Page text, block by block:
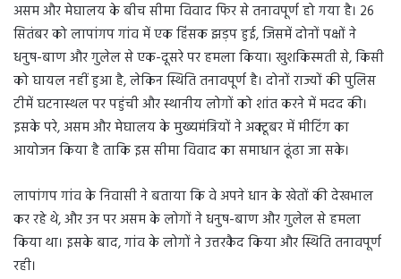
असम और मेघालय के बीच सीमा विवाद फिर से तनावपूर्ण हो गया है। 26
सितंबर को लापांगप गांव में एक हिंसक झड़प हुई, जिसमें दोनों पक्षों ने
धनुष-बाण और गुलेल से एक-दूसरे पर हमला किया। खुशकिस्मती से, किसी
को घायल नहीं हुआ है, लेकिन स्थिति तनावपूर्ण है। दोनों राज्यों की पुलिस
टीमें घटनास्थल पर पहुंची और स्थानीय लोगों को शांत करने में मदद की।
इसके परे, असम और मेघालय के मुख्यमंत्रियों ने अक्टूबर में मीटिंग का
आयोजन किया है ताकि इस सीमा विवाद का समाधान ढूंढा जा सके।
लापांगप गांव के निवासी ने बताया कि वे अपने धान के खेतों की देखभाल
कर रहे थे, और उन पर असम के लोगों ने धनुष-बाण और गुलेल से हमला
किया था। इसके बाद, गांव के लोगों ने उत्तरकैद किया और स्थिति तनावपूर्ण
रही।